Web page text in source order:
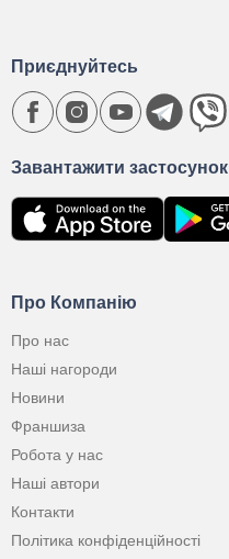
Про Компанію
Про нас
Наші нагороди
Новини
Франшиза
Робота у нас
Наші автори
Контакти
Політика конфіденційності
Завантажити застосунок
Приєднуйтесь